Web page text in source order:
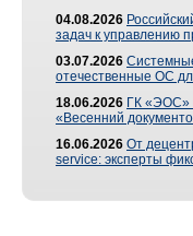
04.08.2026
задач к управлению
03.07.2026
отечественные ОС
18.06.2026 ГК «ЭОС»
«Весенний
16.06.2026 От
service: эксперты